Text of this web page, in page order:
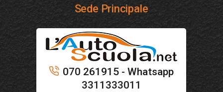
Sede Principale
070 261915 - Whatsapp
3311333011